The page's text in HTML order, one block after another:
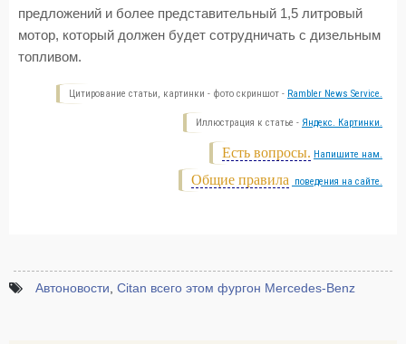
предложений и более представительный 1,5 литровый
мотор, который должен будет сотрудничать с дизельным
топливом.
Цитирование статьи, картинки - фото скриншот - Rambler News Service.
Иллюстрация к статье - Яндекс. Картинки.
Есть вопросы. Напишите нам.
Общие правила поведения на сайте.
Автоновости Citan всего этом фургон Mercedes-Benz